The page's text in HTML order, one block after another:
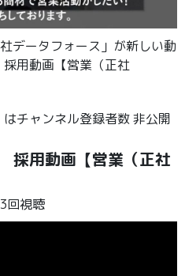
データフォース」が新しい動
用動画【営業（正社
チャンネル登録者数 非公開
採用動画【営業（正社
回視聴